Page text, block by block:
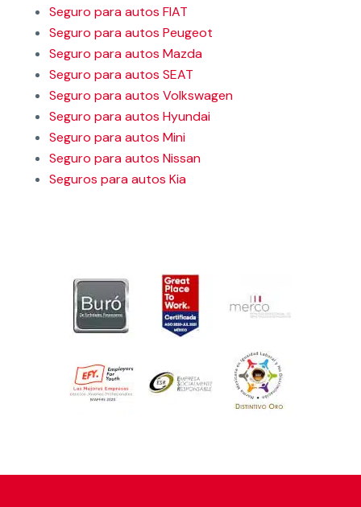
Seguro para autos FIAT
Seguro para autos Peugeot
Seguro para autos Mazda
Seguro para autos SEAT
Seguro para autos Volkswagen
Seguro para autos Hyundai
Seguro para autos Mini
Seguro para autos Nissan
Seguros para autos Kia